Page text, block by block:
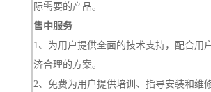
际需要的产品。
售中服务
1、为用户提供全面的技术支持，配合用
济合理的方案。
2、免费为用户提供培训、指导安装和维